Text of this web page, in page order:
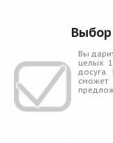
Выбор
Вы
целых
досуга.